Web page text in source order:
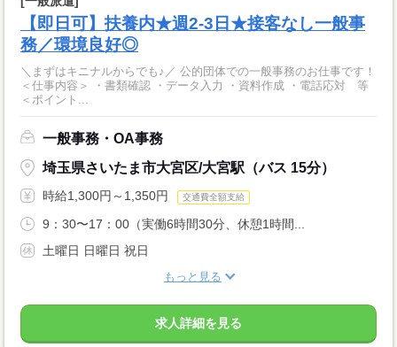
【即日可】扶養内★週2-3日★接客なし一般事
務／環境良好◎
＼まずはキニナルからでも♪／ 公的団体での一般事務のお仕事です！
＜仕事内容＞ ・書類確認 ・データ入力 ・資料作成 ・電話応対 等
＜ポイント...
一般事務・OA事務
埼玉県さいたま市大宮区/大宮駅（バス 15分）
時給1,300円～1,350円 交通費全額支給
9：30〜17：00（実働6時間30分、休憩1時間...
土曜日 日曜日 祝日
もっと見る
求人詳細を見る